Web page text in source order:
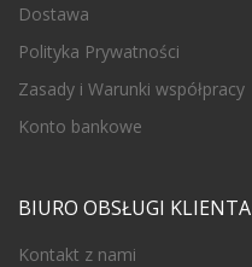
Dostawa
Polityka Prywatności
Zasady i Warunki współpracy
Konto bankowe
BIURO OBSŁUGI KLIENTA
Kontakt z nami